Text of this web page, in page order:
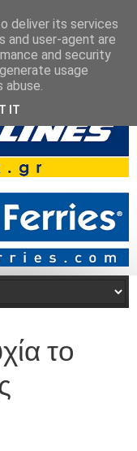
το
deliver its services
and user-agent are
and security
usage
IT